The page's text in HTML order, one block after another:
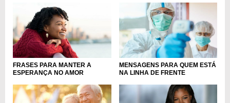
FRASES PARA MANTER A
ESPERANÇA NO AMOR
MENSAGENS PARA QUEM ESTÁ
NA LINHA DE FRENTE